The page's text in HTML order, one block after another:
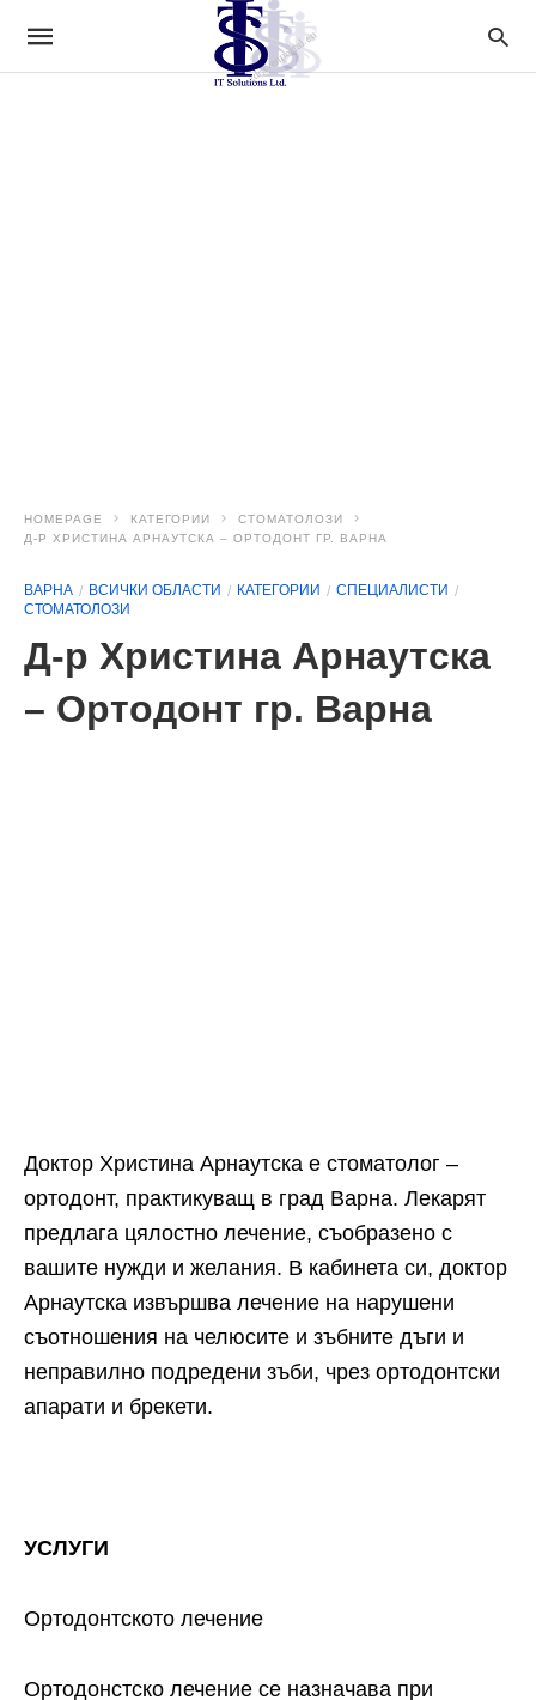
HOMEPAGE КАТЕГОРИИ
СТОМАТОЛОЗИ
Д-Р ХРИСТИНА АРНАУТСКА – ОРТОДОНТ ГР. ВАРНА
ВАРНА ВСИЧКИ ОБЛАСТИ КАТЕГОРИИ
СПЕЦИАЛИСТИ
СТОМАТОЛОЗИ
Д-р Христина Арнаутска
– Ортодонт гр. Варна
Доктор Христина Арнаутска е стоматолог –
ортодонт, практикуващ в град Варна. Лекарят
предлага цялостно лечение, съобразено с
вашите нужди и желания. В кабинета си, доктор
Арнаутска извършва лечение на нарушени
съотношения на челюсите и зъбните дъги и
неправилно подредени зъби, чрез ортодонтски
апарати и брекети.
УСЛУГИ
Ортодонтското лечение
Ортодонстско лечение се назначава при